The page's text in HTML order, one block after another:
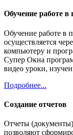
Обучение работе
Обучение работе в
осуществляется
компьютеру и
Супер Окна
видео уроки,
Подробнее...
Создание отчетов
Отчеты
позволяют